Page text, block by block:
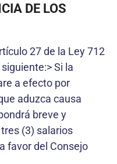
DE LOS
27 de la Ley 712
Si la
a efecto por
aduzca causa
breve y
(3) salarios
favor del Consejo